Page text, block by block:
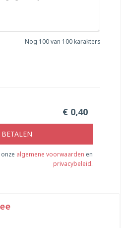
Nog 100van 100 karakters
€ 0,40
BETALEN
algemene voorwaarden en
privacybeleid.